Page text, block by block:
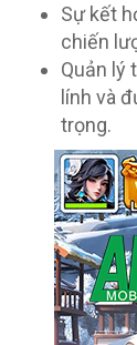
Sự kết
chiến
Quản lý
lính và
trọng.